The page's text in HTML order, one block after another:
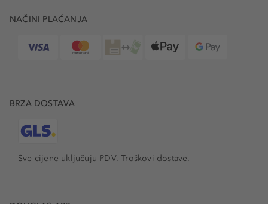
NAČINI PLAĆANJA
BRZA DOSTAVA
Sve cijene uključuju PDV.Troškovi dostave.